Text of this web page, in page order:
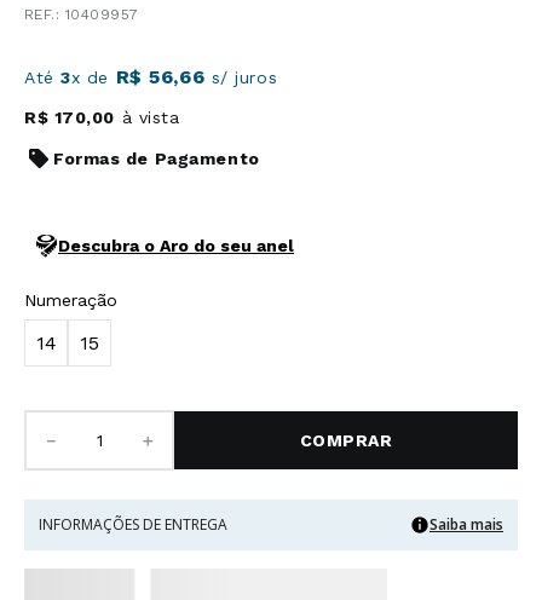
: 10409957
Até3x de R$ 56,66 s/ juros
R$ 170,00 à vista
Formas de Pagamento
Descubra o Aro do seu anel
Numeração
14 15
＋
－ COMPRAR
INFORMAÇÕES DE ENTREGA Saiba mais
7º
Pingente
9º
Casamento
10 º Corrente